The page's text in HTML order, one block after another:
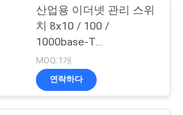
산업용 이더넷 관리 스위
치 8x10 / 100 /
1000base-T
2x1000base-X SFP+
MOQ:1개
연락하다